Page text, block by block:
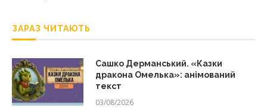
ЗАРАЗ ЧИТАЮТЬ
Сашко Дерманський. «Казки
дракона Омелька»: анімований
текст
03/08/2026